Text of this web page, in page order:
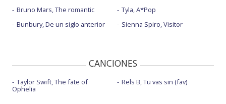
Bruno Mars, The romantic
Bunbury, De un siglo anterior
Tyla, A*Pop
Sienna Spiro, Visitor
CANCIONES
Taylor Swift, The fate of
Ophelia
Rels B, Tu vas sin (fav)